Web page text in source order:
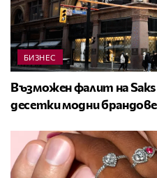
БИЗНЕС
Възможен фалит на
десетки модни брандове